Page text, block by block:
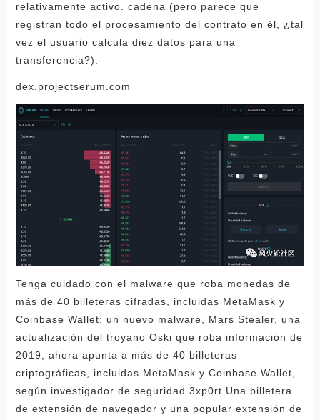
relativamente activo. cadena (pero parece que
registran todo el procesamiento del contrato en él, ¿tal
vez el usuario calcula diez datos para una
transferencia?).
dex.projectserum.com
Tenga cuidado con el malware que roba monedas de
más de 40 billeteras cifradas, incluidas MetaMask y
Coinbase Wallet: un nuevo malware, Mars Stealer, una
actualización del troyano Oski que roba información de
2019, ahora apunta a más de 40 billeteras
criptográficas, incluidas MetaMask y Coinbase Wallet,
según investigador de seguridad 3xp0rt Una billetera
de extensión de navegador y una popular extensión de